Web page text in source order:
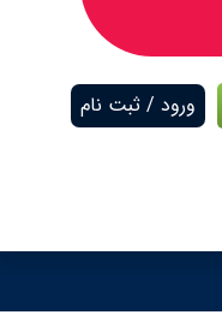
ورود / ثبت نام